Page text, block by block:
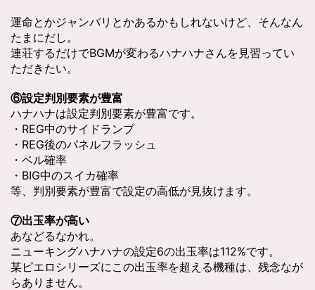
運命とかジャンバリとかあるかもしれないけど、そんなん
たまにだし。
連荘するだけでBGMが変わるハナハナさんを見習ってい
ただきたい。
⑥設定判別要素が豊富
ハナハナは設定判別要素が豊富です。
・REG中のサイドランプ
・REG後のパネルフラッシュ
・ベル確率
・BIG中のスイカ確率
等、判別要素が豊富で設定の高低が見抜けます。
⑦出玉率が高い
あなどるなかれ。
ニューキングハナハナの設定6の出玉率は112%です。
某ピエロシリーズにこの出玉率を超える機種は、残念なが
らありません。